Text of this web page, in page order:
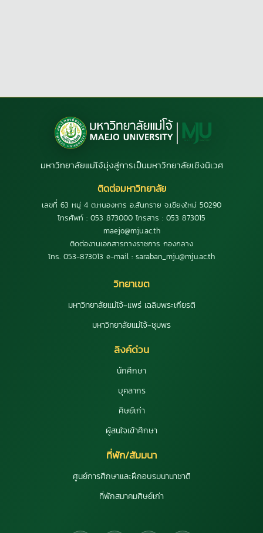
มหาวิทยาลัยแม่โจ้มุ่งสู่การเป็นมหาวิทยาลัยเชิงนิเวศ
ติดต่อมหาวิทยาลัย
เลขที่ 63 หมู่ 4 ต.หนองหาร อ.สันทราย จ.เชียงใหม่ 50290
โทรศัพท์ : 053 873000 โทรสาร : 053 873015
maejo@mju.ac.th
ติดต่องานเอกสารทางราชการ กองกลาง
โทร. 053-873013 e-mail : saraban_mju@mju.ac.th
วิทยาเขต
มหาวิทยาลัยแม่โจ้-แพร่ เฉลิมพระเกียรติ
มหาวิทยาลัยแม่โจ้-ชุมพร
ลิงค์ด่วน
นักศึกษา
บุคลากร
ศิษย์เก่า
ผู้สนใจเข้าศึกษา
ที่พัก/สัมมนา
ศูนย์การศึกษาและฝึกอบรมนานาชาติ
ที่พักสมาคมศิษย์เก่า